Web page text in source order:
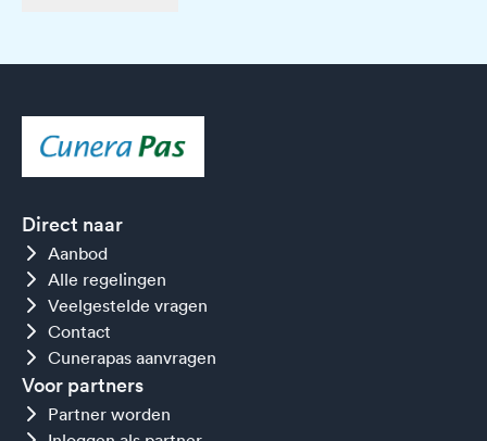
Direct naar
Aanbod
Alle regelingen
Veelgestelde vragen
Contact
Cunerapas aanvragen
Voor partners
Partner worden